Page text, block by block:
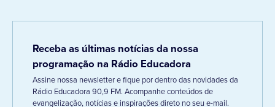
Receba as últimas notícias da nossa
programação na Rádio Educadora
Assine nossa newsletter e fique por dentro das novidades da
Rádio Educadora 90,9 FM. Acompanhe conteúdos de
evangelização, notícias e inspirações direto no seu e-mail.